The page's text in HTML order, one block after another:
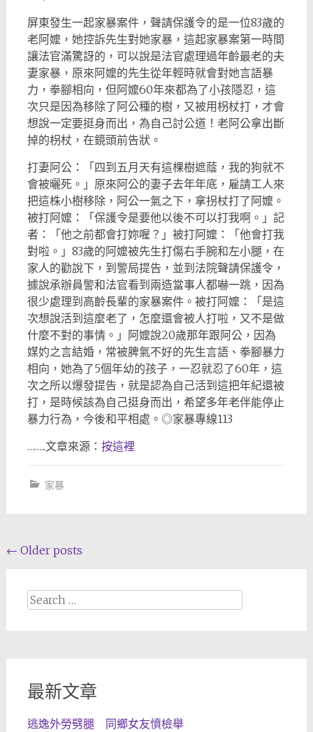
屏東發生一起家暴案件，聲請保護令的是一位83歲的
老阿嬤，她控訴先生對她家暴，這起家暴案第一時間
讓法官滿驚訝的，可以說是法官處理過年齡最老的夫
妻家暴，原來阿嬤的先生從年輕時就會對她言語暴
力，拳腳相向，但阿嬤60年來都為了小孩隱忍，這
次只是因為移除了阿公種的樹，又被用枴杖打，才會
想說一定要挺身而出，為自己討公道！老阿公拿出斷
掉的枴杖，在鏡頭前告狀。
打妻阿公：「四到五月天有這棵樹遮蔭，我的狗就不
會被曬死。」原來阿公的妻子去年年底，雇請工人來
把這株小樹移除，阿公一氣之下，拿拐杖打了阿嬤。
被打阿嬤：「保護令是要他以後不可以打我啊。」記
者：「他之前都會打妳喔？」被打阿嬤：「他會打我
對啦。」83歲的阿嬤被先生打傷右手腕和左小腿，在
家人的勸說下，到警局提告，並到法院聲請保護令，
據說承辦員警和法官看到兩造當事人都嚇一跳，因為
很少處理到高齡長輩的家暴案件。被打阿嬤：「是這
次想說活到這麼老了，怎麼還會被人打啦，又不是做
什麼不對的事情。」阿嬤說20歲那年跟阿公，因為
媒妁之言結婚，常被脾氣不好的先生言語、拳腳暴力
相向，她為了5個年幼的孩子，一忍就忍了60年，這
次之所以爆發提告，就是認為自己活到這把年紀還被
打，是時候該為自己挺身而出，希望多年老伴能停止
暴力行為，今後和平相處。◎家暴專線113
……..文章來源： 按這裡
家暴
Posts
← Older posts
Search
最新文章
逃逸外勞劈腿 同鄉女友憤檢舉